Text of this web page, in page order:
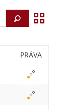
Vyhledat
PRÁVA